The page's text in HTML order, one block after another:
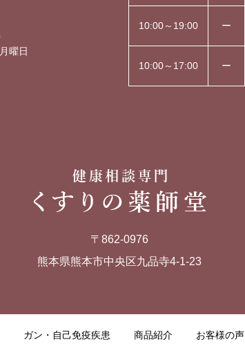
曜日
10:00～19:00 ー
10:00～17:00 ー
〒862-0976
熊本県熊本市中央区九品寺4-1-23
ガン・自己免疫疾患 商品紹介 お客様の声